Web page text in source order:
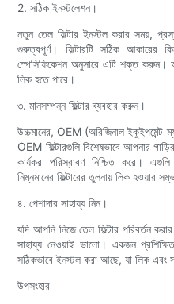
2. সঠিক ইনস্টলেশন।
নতুন তেল ফিল্টার ইনস্টল করার সময়,
গুরুত্বপূর্ণ। ফিল্টারটি সঠিক আকারের
স্পেসিফিকেশন অনুসারে এটি শক্ত করুন।
লিক হতে পারে।
৩. মানসম্পন্ন ফিল্টার ব্যবহার করুন।
উচ্চমানের, OEM (অরিজিনাল ইকুইপমেন্ট
OEM ফিল্টারগুলি বিশেষভাবে আপনার
কার্যকর পরিস্রাবণ নিশ্চিত করে।
নিম্নমানের ফিল্টারের তুলনায় লিক হওয়ার
৪. পেশাদার সাহায্য নিন।
যদি আপনি নিজে তেল ফিল্টার পরিবর্তন
সাহায্য নেওয়াই ভালো। একজন প্রশিক্ষিত
সঠিকভাবে ইনস্টল করা আছে, যা লিক এবং
উপসংহার